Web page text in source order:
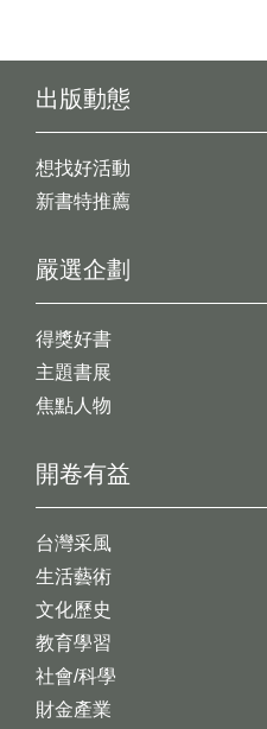
出版動態
想找好活動
新書特推薦
開卷有益
台灣采風
生活藝術
文化歷史
教育學習
社會/科學
財金產業
嚴選企劃
得獎好書
主題書展
焦點人物